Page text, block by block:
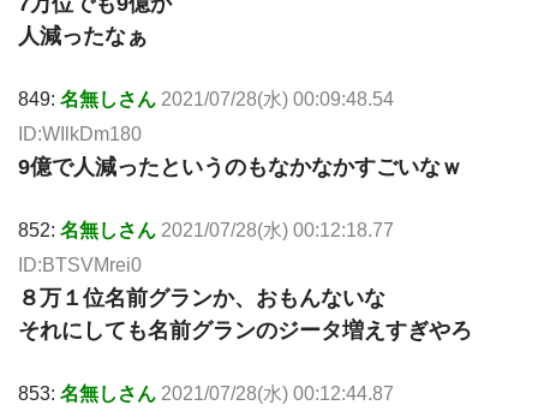
人減ったなぁ
849: 名無しさん 2021/07/28(水) 00:09:48.54
ID:WIlkDm180
9億で人減ったというのもなかなかすごいなｗ
852: 名無しさん 2021/07/28(水) 00:12:18.77
ID:BTSVMrei0
８万１位名前グランか、おもんないな
それにしても名前グランのジータ増えすぎやろ
853: 名無しさん 2021/07/28(水) 00:12:44.87